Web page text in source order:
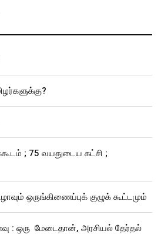
; 75 வயதுடைய கட்சி ;
ஒருங்கிணைப்புக் குழுக் கூட்டமும்
: ஒரு மேடைதான், அரசியல் தேர்தல்